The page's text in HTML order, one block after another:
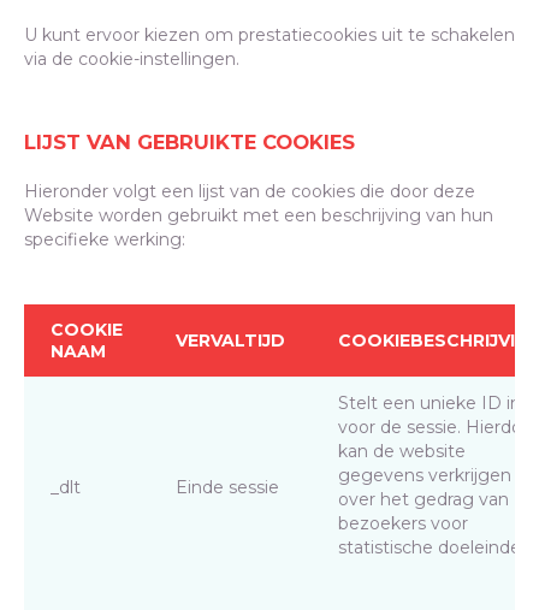
U kunt ervoor kiezen om prestatiecookies uit te schakelen
via de cookie-instellingen.
LIJST VAN GEBRUIKTE COOKIES
Hieronder volgt een lijst van de cookies die door deze
Website worden gebruikt met een beschrijving van hun
specifieke werking:
COOKIE
NAAM
VERVALTIJD
_dlt Einde sessie
Stelt een unieke ID in
voor de sessie. Hierdoor
kan de website
gegevens verkrijgen
over het gedrag van
bezoekers voor
statistische doeleinden.